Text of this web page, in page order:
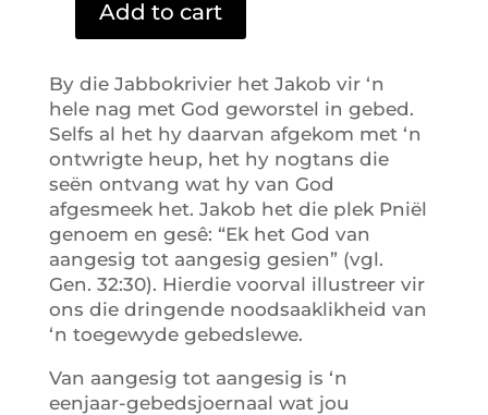
tot
aangesig
quantity
Add to cart
By die Jabbokrivier het Jakob vir ‘n
hele nag met God geworstel in gebed.
Selfs al het hy daarvan afgekom met ‘n
ontwrigte heup, het hy nogtans die
seën ontvang wat hy van God
afgesmeek het. Jakob het die plek Pniël
genoem en gesê: “Ek het God van
aangesig tot aangesig gesien” (vgl.
Gen. 32:30). Hierdie voorval illustreer vir
ons die dringende noodsaaklikheid van
‘n toegewyde gebedslewe.
Van aangesig tot aangesig is ‘n
eenjaar-gebedsjoernaal wat jou